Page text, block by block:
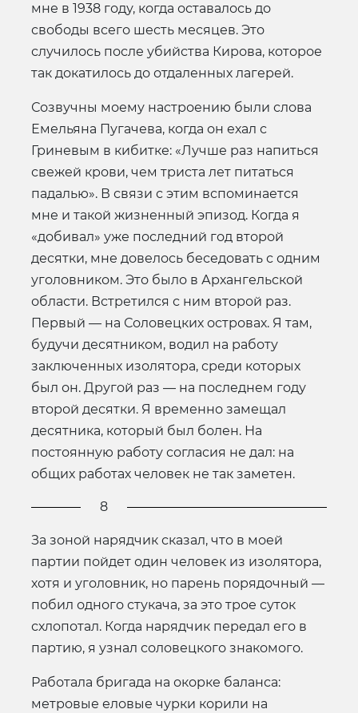
мне в 1938 году, когда оставалось до
свободы всего шесть месяцев. Это
случилось после убийства Кирова, которое
так докатилось до отдаленных лагерей.
Созвучны моему настроению были слова
Емельяна Пугачева, когда он ехал с
Гриневым в кибитке: «Лучше раз напиться
свежей крови, чем триста лет питаться
падалью». В связи с этим вспоминается
мне и такой жизненный эпизод. Когда я
«добивал» уже последний год второй
десятки, мне довелось беседовать с одним
уголовником. Это было в Архангельской
области. Встретился с ним второй раз.
Первый — на Соловецких островах. Я там,
будучи десятником, водил на работу
заключенных изолятора, среди которых
был он. Другой раз — на последнем году
второй десятки. Я временно замещал
десятника, который был болен. На
постоянную работу согласия не дал: на
общих работах человек не так заметен.
8
За зоной нарядчик сказал, что в моей
партии пойдет один человек из изолятора,
хотя и уголовник, но парень порядочный —
побил одного стукача, за это трое суток
схлопотал. Когда нарядчик передал его в
партию, я узнал соловецкого знакомого.
Работала бригада на окорке баланса:
метровые еловые чурки корили на